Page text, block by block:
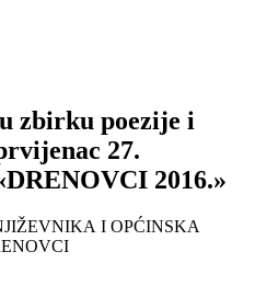
zbirku poezije i
27.
2016.»
I OPĆINSKA